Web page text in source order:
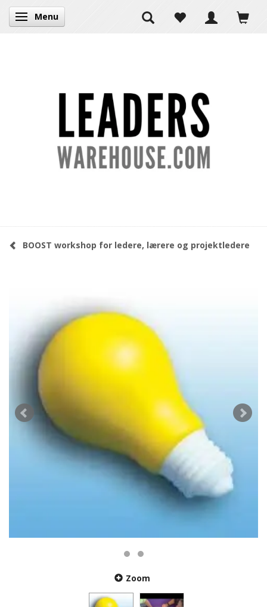
Skifte navigation
Menu
BOOST workshop for ledere, lærere og projektledere
Zoom